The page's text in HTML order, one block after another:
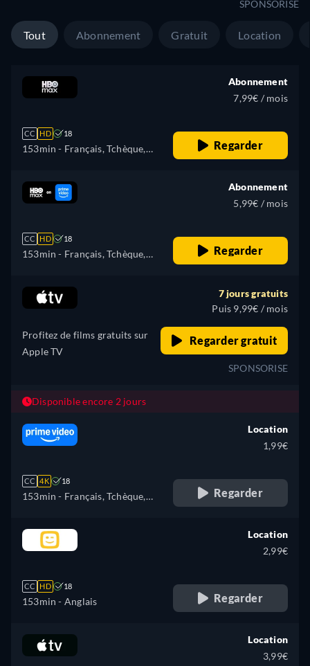
SPONSORISE
Tout Abonnement Gratuit Location
CC HD 18
153min - Français, Tchèque,
Hongrois, Polonais
Abonnement
7,99€ / mois
Regarder
CC HD 18
153min - Français, Tchèque,
Polonais
Abonnement
5,99€ / mois
Regarder
Profitez de films gratuits sur
Apple TV
7 jours gratuits
Puis 9,99€ / mois
Regarder gratuit
SPONSORISE
Disponible encore 2 jours
CC 4K 18
153min - Français, Tchèque,
Polonais
Location
1,99€
Regarder
CC HD 18
153min - Anglais
Location
2,99€
Regarder
Location
3,99€